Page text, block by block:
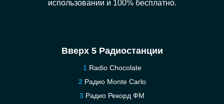
использовании и 100% бесплатно.
Вверх 5 Радиостанции
Radio Chocolate
Радио Monte Carlo
Радио Рекорд ФМ